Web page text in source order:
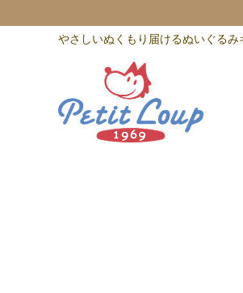
やさしいぬくもり届けるぬいぐるみ